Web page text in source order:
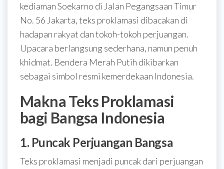
kediaman Soekarno di Jalan Pegangsaan Timur
No. 56 Jakarta, teks proklamasi dibacakan di
hadapan rakyat dan tokoh-tokoh perjuangan.
Upacara berlangsung sederhana, namun penuh
khidmat. Bendera Merah Putih dikibarkan
sebagai simbol resmi kemerdekaan Indonesia.
Makna Teks Proklamasi
bagi Bangsa Indonesia
1. Puncak Perjuangan Bangsa
Teks proklamasi menjadi puncak dari perjuangan